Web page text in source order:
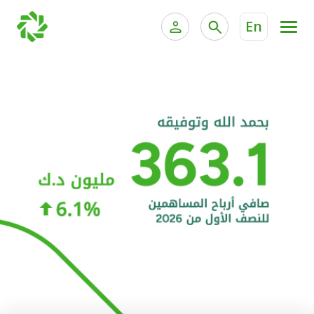
En
الخدمات المصرفية الإلكترونية للشركات
خدمة "بيتك" للتداول الإلكتروني
الحسابات المصرفية
البطاقات
"برامج العملاء"